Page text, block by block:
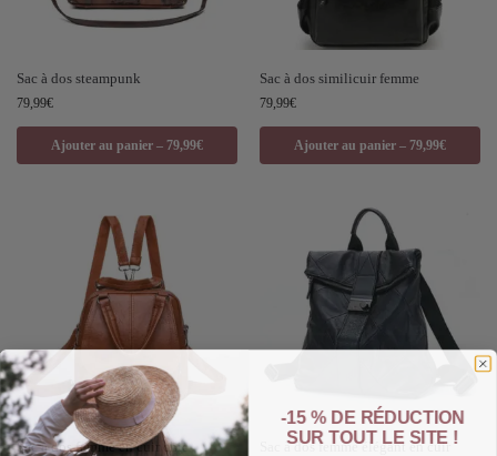
Sac à dos steampunk
79,99€
Ajouter au panier – 79,99€
Sac à dos similicuir femme
79,99€
Ajouter au panier – 79,99€
Sac à dos femme en cuir chic Sac à dos femme élégant en cuir
-15 % DE RÉDUCTION
SUR TOUT LE SITE !